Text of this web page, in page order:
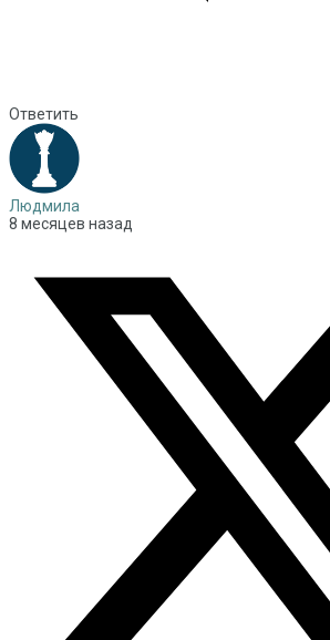
Ответить
Людмила
8 месяцев назад